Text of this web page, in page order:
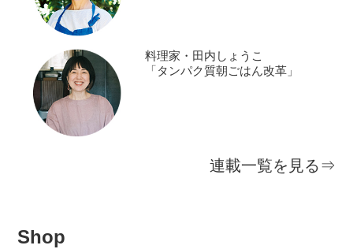
料理家・田内しょうこ
「タンパク質朝ごはん改革」
連載一覧を見る⇒
Shop